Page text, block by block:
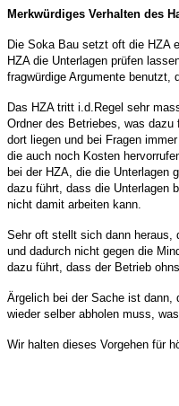
Merkwürdiges Verhalten des
Die Soka Bau setzt oft die HZA
HZA die Unterlagen prüfen
fragwürdige Argumente benutzt,
Das HZA tritt i.d.Regel sehr
Ordner des Betriebes, was
dort liegen und bei Fragen
die auch noch Kosten
bei der HZA, die die Unterlagen
dazu führt, dass die Unterlagen
nicht damit arbeiten kann.
Sehr oft stellt sich dann heraus,
und dadurch nicht gegen die
dazu führt, dass der Betrieb
Ärgelich bei der Sache ist dann,
wieder selber abholen muss,
Wir halten dieses Vorgehen für